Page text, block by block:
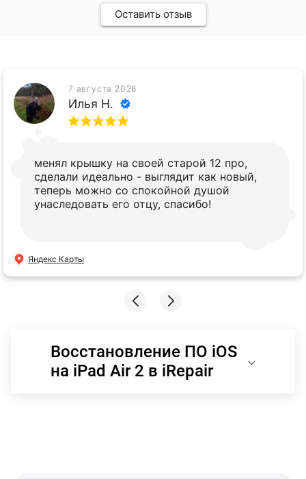
Оставить отзыв
7 августа 2026
Илья Н.
менял крышку на своей старой 12 про,
сделали идеально - выглядит как новый,
теперь можно со спокойной душой
унаследовать его отцу, спасибо!
Яндекс Карты
Восстановление ПО iOS
на iPad Air 2 в iRepair